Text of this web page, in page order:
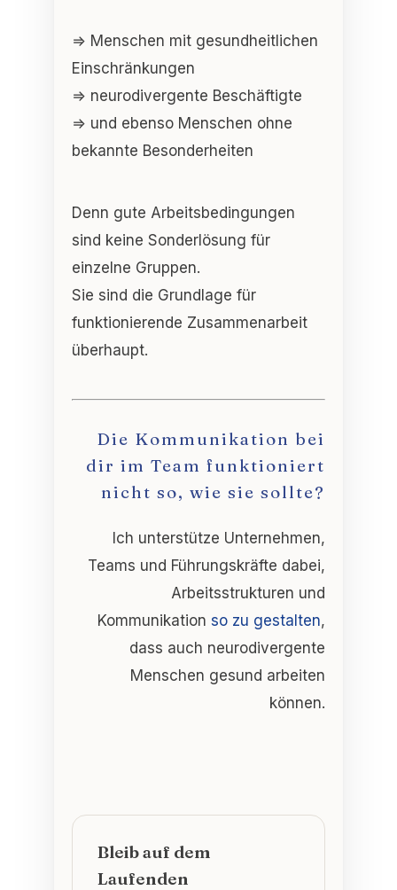
⇒ Menschen mit gesundheitlichen
Einschränkungen
⇒ neurodivergente Beschäftigte
⇒ und ebenso Menschen ohne
bekannte Besonderheiten
Denn gute Arbeitsbedingungen
sind keine Sonderlösung für
einzelne Gruppen.
Sie sind die Grundlage für
funktionierende Zusammenarbeit
überhaupt.
Die Kommunikation bei
dirim Team funktioniert
nicht so, wie sie sollte?
Ich unterstütze Unternehmen,
Teams und Führungskräfte dabei,
Arbeitsstrukturen und
Kommunikationso zu gestalten,
dass auch neurodivergente
Menschen gesund arbeiten
können.
Bleib auf dem
Laufenden